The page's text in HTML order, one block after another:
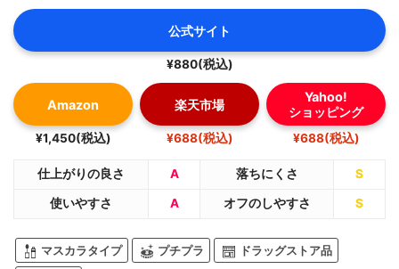
公式サイト
¥880(税込)
Amazon
¥1,450(税込)
楽天市場
¥688(税込)
Yahoo!
ショッピング
¥688(税込)
仕上がりの良さ A 落ちにくさ S
使いやすさ A オフのしやすさ S
マスカラタイプ プチプラ ドラッグストア品